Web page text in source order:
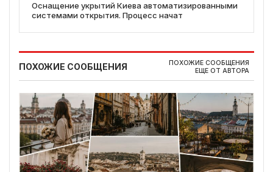
Оснащение укрытий Киева автоматизированными
системами открытия. Процесс начат
ПОХОЖИЕ СООБЩЕНИЯ
ПОХОЖИЕ СООБЩЕНИЯ
ЕЩЕ ОТ АВТОРА